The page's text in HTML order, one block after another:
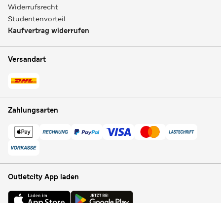
Widerrufsrecht
Studentenvorteil
Kaufvertrag widerrufen
Versandart
Zahlungsarten
Outletcity App laden